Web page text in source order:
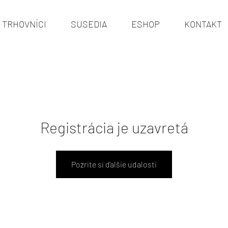
TRHOVNÍCI SUSEDIA ESHOP KONTAKT
Registrácia je uzavretá
Pozrite si ďalšie udalosti